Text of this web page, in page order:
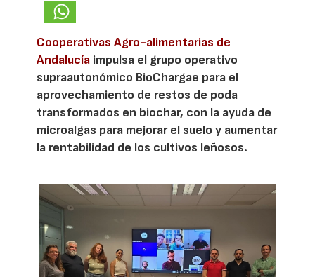
Cooperativas Agro-alimentarias de
Andalucía impulsa el grupo operativo
supraautonómico BioChargae para el
aprovechamiento de restos de poda
transformados en biochar, con la ayuda de
microalgas para mejorar el suelo y aumentar
la rentabilidad de los cultivos leñosos.